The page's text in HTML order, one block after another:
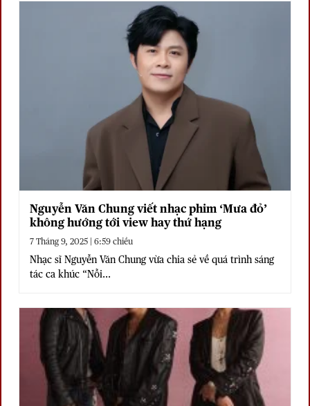
Nguyễn Văn Chung viết nhạc phim ‘Mưa đỏ’
không hướng tới view hay thứ hạng
7 Tháng 9, 2025 | 6:59 chiều
Nhạc sĩ Nguyễn Văn Chung vừa chia sẻ về quá trình sáng
tác ca khúc “Nỗi...